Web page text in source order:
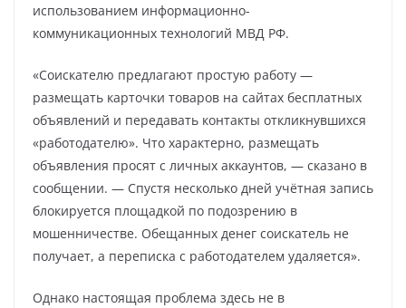
использованием информационно-
коммуникационных технологий МВД РФ.
«Соискателю предлагают простую работу —
размещать карточки товаров на сайтах бесплатных
объявлений и передавать контакты откликнувшихся
«работодателю». Что характерно, размещать
объявления просят с личных аккаунтов, — сказано в
сообщении. — Спустя несколько дней учётная запись
блокируется площадкой по подозрению в
мошенничестве. Обещанных денег соискатель не
получает, а переписка с работодателем удаляется».
Однако настоящая проблема здесь не в